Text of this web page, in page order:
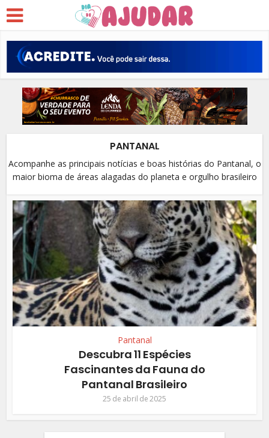
PANTANAL
Acompanhe as principais notícias e boas histórias do Pantanal, o
maior bioma de áreas alagadas do planeta e orgulho brasileiro
Pantanal
Descubra 11 Espécies
Fascinantes da Fauna do
Pantanal Brasileiro
25 de abril de 2025